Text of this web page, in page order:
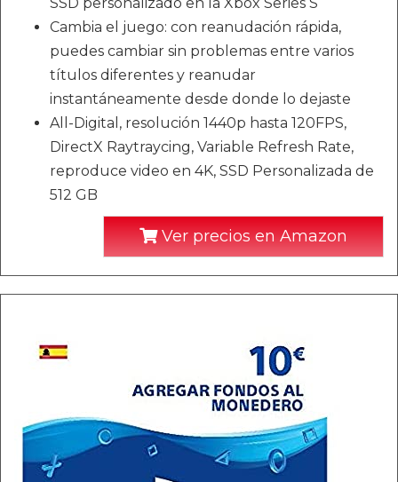
Cambia el juego: con reanudación rápida,
puedes cambiar sin problemas entre varios
títulos diferentes y reanudar
instantáneamente desde donde lo dejaste
All-Digital, resolución 1440p hasta 120FPS,
DirectX Raytraycing, Variable Refresh Rate,
reproduce video en 4K, SSD Personalizada de
512 GB
Ver precios en Amazon